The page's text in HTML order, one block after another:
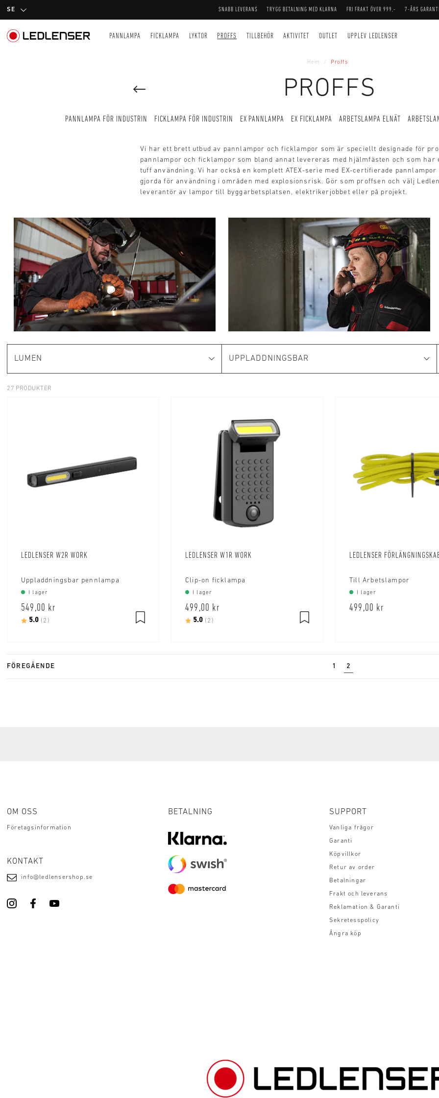
SE SNABB LEVERANS TRYGG BETALNING MED KLARNA FRI FRAKT ÖVER 999,- 7-ÅRS
PANNLAMPA FICKLAMPA LYKTOR PROFFS TILLBEHÖR AKTIVITET OUTLET UPPLEV LEDLENSER
Hem Proffs
PROFFS
PANNLAMPA FÖR INDUSTRIN FICKLAMPA FÖR INDUSTRIN EX PANNLAMPA EX FICKLAMPA ARBETSLAMPA ELNÄT
Vi har ett brett utbud av pannlampor och ficklampor som är speciellt designade för
pannlampor och ficklampor som bland annat levereras med hjälmfästen och som har
tuff användning. Vi har också en komplett ATEX-serie med EX-certifierade
gjorda för användning i områden med explosionsrisk. Gör som proffsen och välj
leverantör av lampor till byggarbetsplatsen, elektrikerjobbet eller på projekt.
LUMEN UPPLADDNINGSBAR
27 PRODUKTER
LEDLENSER W2R WORK
Uppladdningsbar pennlampa
I lager
549,00 kr
Betyg:
5.0 (2)
LEDLENSER W1R WORK
Clip-on ficklampa
I lager
499,00 kr
Betyg:
5.0 (2)
LEDLENSER
Till Arbetslampor
I lager
499,00 kr
FÖREGÅENDE 1 2
OM OSS
Företagsinformation
KONTAKT
info@ledlensershop.se
BETALNING SUPPORT
Vanliga frågor
Garanti
Köpvillkor
Retur av order
Betalningar
Frakt och leverans
Reklamation & Garanti
Sekretesspolicy
Ångra köp